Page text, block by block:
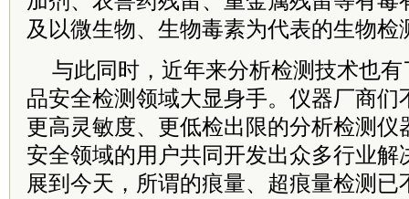
及以微生物、生物毒素为代表的生物检
与此同时，近年来分析检测技术也
品安全检测领域大显身手。仪器厂商们
更高灵敏度、更低检出限的分析检测仪
安全领域的用户共同开发出众多行业解
展到今天，所谓的痕量、超痕量检测已